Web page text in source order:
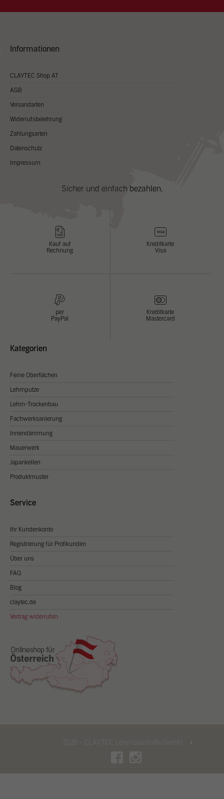
Informationen
CLAYTEC Shop AT
AGB
Versandarten
Widerrufsbelehrung
Zahlungsarten
Datenschutz
Impressum
Sicher und einfach bezahlen.
Kauf auf
Rechnung
Kreditkarte
Visa
per
PayPal
Kreditkarte
Mastercard
Kategorien
Feine Oberflächen
Lehmputze
Lehm-Trockenbau
Fachwerksanierung
Innendämmung
Mauerwerk
Japankellen
Produktmuster
Service
Ihr Kundenkonto
Registrierung für Profikunden
Über uns
FAQ
Blog
claytec.de
Vertrag widerrufen